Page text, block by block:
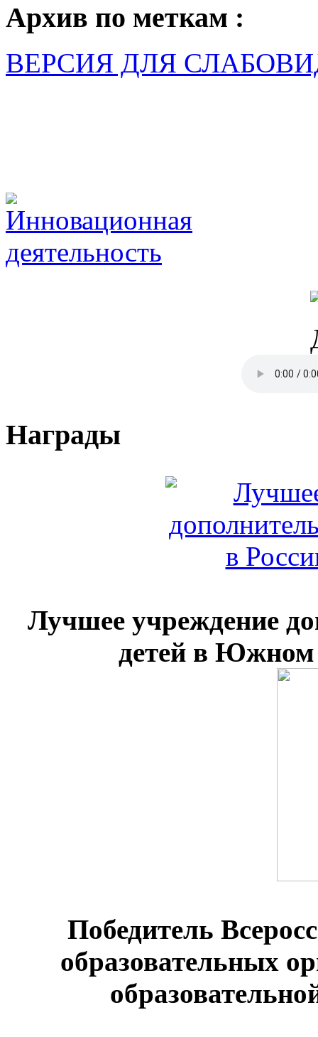
Архив по меткам :
ВЕРСИЯ ДЛЯ
Награды
Лучшее учреждение
детей в Южном
Победитель
образовательных